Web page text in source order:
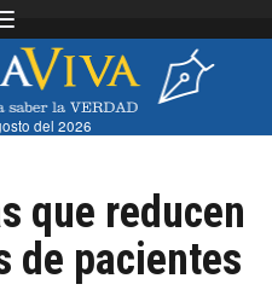
Toggle navigation
del 2026
que reducen
de pacientes